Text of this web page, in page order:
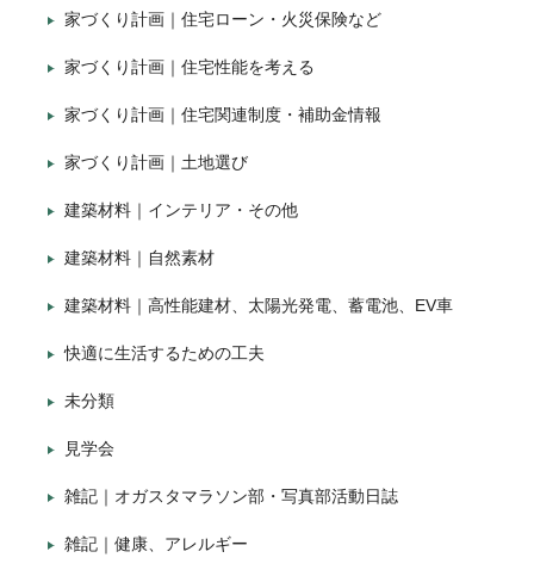
家づくり計画｜住宅ローン・火災保険など
家づくり計画｜住宅性能を考える
家づくり計画｜住宅関連制度・補助金情報
家づくり計画｜土地選び
建築材料｜インテリア・その他
建築材料｜自然素材
建築材料｜高性能建材、太陽光発電、蓄電池、EV車
快適に生活するための工夫
未分類
見学会
雑記｜オガスタマラソン部・写真部活動日誌
雑記｜健康、アレルギー